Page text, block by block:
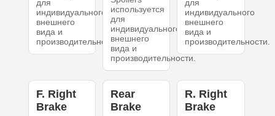
для
индивидуального
внешнего
вида и
производительности.
используется
для
индивидуального
внешнего
вида и
производительности.
для
индивидуального
внешнего
вида и
производительности.
F. Right
Brake
Rear
Brake
R. Right
Brake